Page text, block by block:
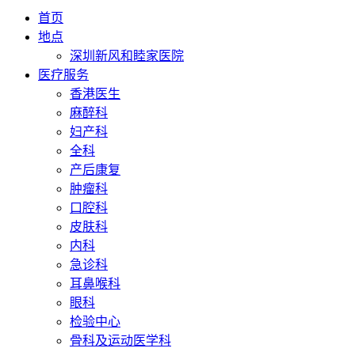
首页
地点
深圳新风和睦家医院
医疗服务
香港医生
麻醉科
妇产科
全科
产后康复
肿瘤科
口腔科
皮肤科
内科
急诊科
耳鼻喉科
眼科
检验中心
骨科及运动医学科